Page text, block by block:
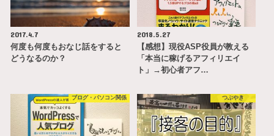
2017.4.7
何度も何度もおなじ話をすると
どうなるのか？
2018.5.27
【感想】現役ASP役員が教える
「本当に稼げるアフィリエイ
ト」→初心者アフ…
ブログ・パソコン関係 つぶやき